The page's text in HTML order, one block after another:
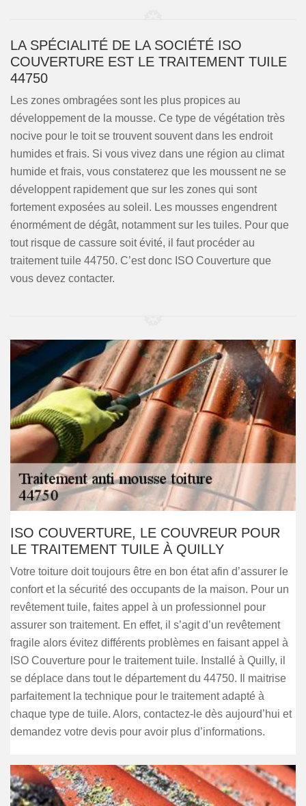
LA SPÉCIALITÉ DE LA SOCIÉTÉ ISO
COUVERTURE EST LE TRAITEMENT TUILE
44750
Les zones ombragées sont les plus propices au
développement de la mousse. Ce type de végétation très
nocive pour le toit se trouvent souvent dans les endroit
humides et frais. Si vous vivez dans une région au climat
humide et frais, vous constaterez que les moussent ne se
développent rapidement que sur les zones qui sont
fortement exposées au soleil. Les mousses engendrent
énormément de dégât, notamment sur les tuiles. Pour que
tout risque de cassure soit évité, il faut procéder au
traitement tuile 44750. C’est donc ISO Couverture que
vous devez contacter.
ISO COUVERTURE, LE COUVREUR POUR
LE TRAITEMENT TUILE À QUILLY
Votre toiture doit toujours être en bon état afin d’assurer le
confort et la sécurité des occupants de la maison. Pour un
revêtement tuile, faites appel à un professionnel pour
assurer son traitement. En effet, il s’agit d’un revêtement
fragile alors évitez différents problèmes en faisant appel à
ISO Couverture pour le traitement tuile. Installé à Quilly, il
se déplace dans tout le département du 44750. Il maitrise
parfaitement la technique pour le traitement adapté à
chaque type de tuile. Alors, contactez-le dès aujourd’hui et
demandez votre devis pour avoir plus d’informations.